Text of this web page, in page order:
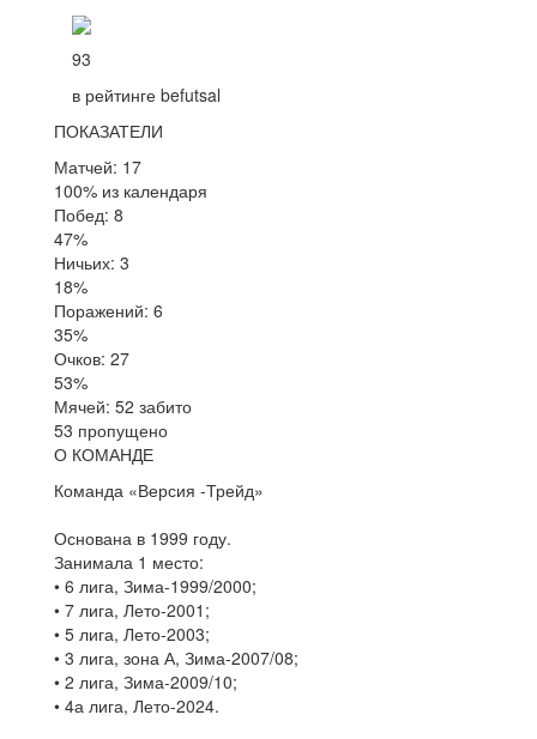
93
в рейтинге befutsal
ПОКАЗАТЕЛИ
Матчей: 17
100% из календаря
Побед: 8
47%
Ничьих: 3
18%
Поражений: 6
35%
Очков: 27
53%
Мячей: 52 забито
53 пропущено
О КОМАНДЕ
Команда «Версия -Трейд»
Основана в 1999 году.
Занимала 1 место:
• 6 лига, Зима-1999/2000;
• 7 лига, Лето-2001;
• 5 лига, Лето-2003;
• 3 лига, зона А, Зима-2007/08;
• 2 лига, Зима-2009/10;
• 4а лига, Лето-2024.